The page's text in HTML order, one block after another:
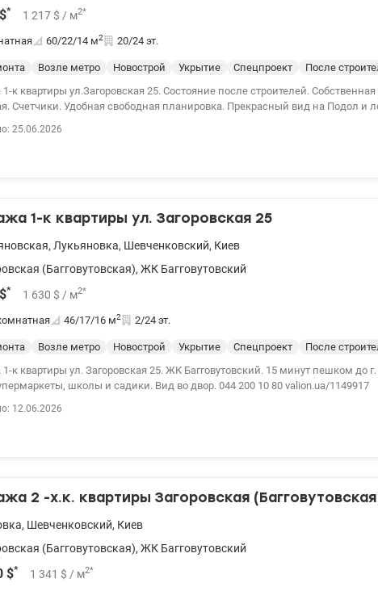
$* 1 217 $ / м2*
60/22/14 м2 20/24 эт.
Возле метро Новострой Укрытие Спецпроект
После
ул.Загоровская 25. Состояние после строителей. Собственная домовая
Счетчики. Удобная свободная планировка. Прекрасный вид на Подол и
25.06.2026
1-к квартиры ул. Загоровская 25
, Лукьяновка, Шевченковский, Киев
(Багговутовская), ЖК Багговутовский
$* 1 630 $ / м2*
46/17/16 м2 2/24 эт.
Возле метро Новострой Укрытие Спецпроект
После
ул. Загоровская 25. ЖК Багговутовский. 15 минут пешком до г. Лукьяновска.
школы и садики. Вид во двор. 044 200 10 80 valion.ua/1149917
12.06.2026
2 -х.к. квартиры Загоровская
, Шевченковский, Киев
(Багговутовская), ЖК Багговутовский
$* 1 341 $ / м2*